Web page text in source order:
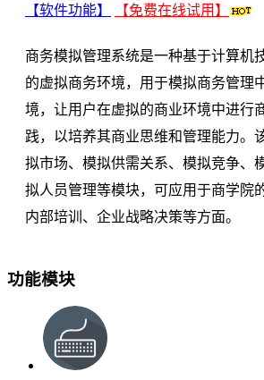
【软件功能】 【免费在线试用】
商务模拟管理系统是一种基于计算机
的虚拟商务环境，用于模拟商务管理
境，让用户在虚拟的商业环境中进行
践，以培养其商业思维和管理能力。
拟市场、模拟供需关系、模拟竞争、
拟人员管理等模块，可应用于商学院
内部培训、企业战略决策等方面。
功能模块